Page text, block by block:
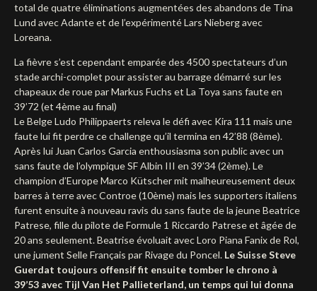
total de quatre éliminations augmentées des abandons de Tina
Lund avec Adante et de l’expérimenté Lars Nieberg avec
Loreana.
La fièvre s’est cependant emparée des 4500 spectateurs d’un
stade archi-complet pour assister au barrage démarré sur les
chapeaux de roue par Markus Fuchs et La Toya sans faute en
39’72 (et 4ème au final)
Le Belge Ludo Philippaerts releva le défi avec Kira 111 mais une
faute lui fit perdre ce challenge qu’il termina en 42’88 (8ème).
Après lui Juan Carlos Garcia enthousiasma son public avec un
sans faute de l’olympique SF Albin III en 39’34 (2ème). Le
champion d’Europe Marco Kütscher mit malheureusement deux
barres à terre avec Controe (10ème) mais les supporters italiens
furent ensuite à nouveau ravis du sans faute de la jeune Beatrice
Patrese, fille du pilote de Formule 1 Riccardo Patrese et âgée de
20 ans seulement. Beatrise évoluait avec Loro Piana Fanix de Rol,
une jument Selle Français par Rivage du Poncel. Le Suisse Steve
Guerdat toujours offensif fit ensuite tomber le chrono à
39’53 avec Tijl Van Het Pallieterland, un temps qui lui donna